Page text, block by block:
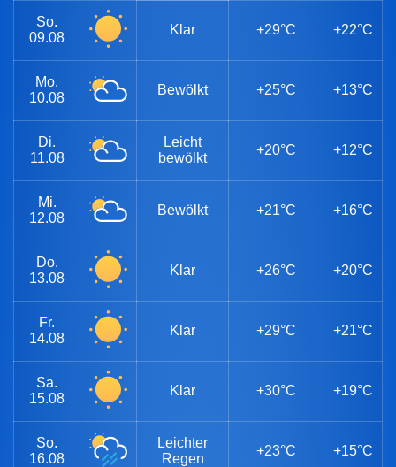
So.
09.08
Klar +29°C +22°C
Mo.
10.08
Bewölkt +25°C +13°C
Di.
11.08
Leicht
bewölkt
+20°C +12°C
Mi.
12.08
Bewölkt +21°C +16°C
Do.
13.08
Klar +26°C +20°C
Fr.
14.08
Klar +29°C +21°C
Sa.
15.08
Klar +30°C +19°C
So.
16.08
Leichter
Regen
+23°C +15°C